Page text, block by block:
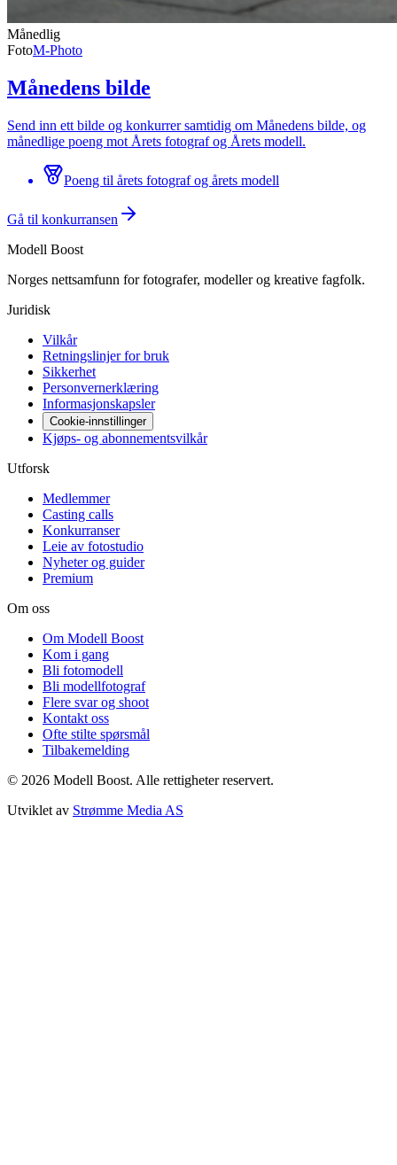
Månedlig
FotoM-Photo
Månedens bilde
Send inn ett bilde og konkurrer samtidig om Månedens bilde, og
månedlige poeng mot Årets fotograf og Årets modell.
Poeng til årets fotograf og årets modell
Gå til konkurransen
Modell Boost
Norges nettsamfunn for fotografer, modeller og kreative fagfolk.
Juridisk
Vilkår
Retningslinjer for bruk
Sikkerhet
Personvernerklæring
Informasjonskapsler
Cookie-innstillinger
Kjøps- og abonnementsvilkår
Utforsk
Medlemmer
Casting calls
Konkurranser
Leie av fotostudio
Nyheter og guider
Premium
Om oss
Om Modell Boost
Kom i gang
Bli fotomodell
Bli modellfotograf
Flere svar og shoot
Kontakt oss
Ofte stilte spørsmål
Tilbakemelding
© 2026 Modell Boost. Alle rettigheter reservert.
Utviklet av Strømme Media AS